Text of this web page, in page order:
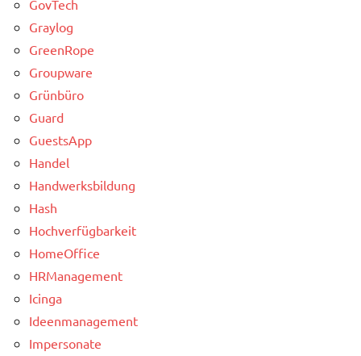
GovTech
Graylog
GreenRope
Groupware
Grünbüro
Guard
GuestsApp
Handel
Handwerksbildung
Hash
Hochverfügbarkeit
HomeOffice
HRManagement
Icinga
Ideenmanagement
Impersonate